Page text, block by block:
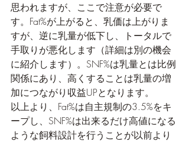
思われますが、ここで注意が必要で
す。Fat%が上がると、乳価は上がりま
すが、逆に乳量が低下し、トータルで
手取りが悪化します（詳細は別の機会
に紹介します）。SNF%は乳量とは比例
関係にあり、高くすることは乳量の増
加につながり収益UPとなります。
以上より、Fat%は自主規制の3.5%をキ
ープし、SNF%は出来るだけ高値になる
ような飼料設計を行うことが以前より